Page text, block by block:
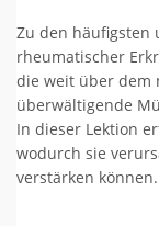
Zu den häufigsten
rheumatischer
die weit über dem
überwältigende
In dieser Lektion
wodurch sie
verstärken können.